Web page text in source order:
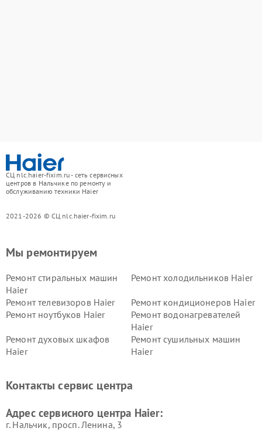
СЦ nlc.haier-fixim.ru - сеть сервисных
центров в Нальчике по ремонту и
обслуживанию техники Haier
2021-2026 © СЦ nlc.haier-fixim.ru
Мы ремонтируем
Ремонт стиральных машин
Haier
Ремонт холодильников Haier
Ремонт телевизоров Haier
Ремонт кондиционеров Haier
Ремонт ноутбуков Haier
Ремонт водонагревателей
Haier
Ремонт духовых шкафов
Haier
Ремонт сушильных машин
Haier
Ремонт роботов-пылесосов
Ремонт посудомоечных
Контакты сервис центра
Адрес сервисного центра Haier:
г. Нальчик, просп. Ленина, 3